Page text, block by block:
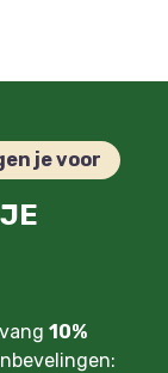
je voor
10%